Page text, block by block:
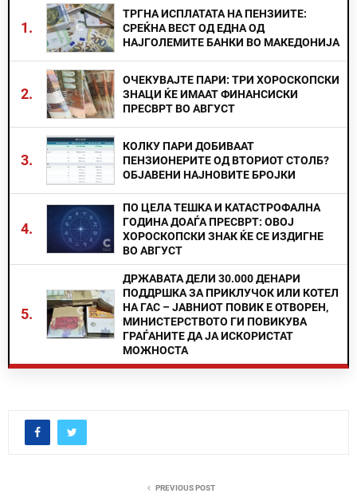
1.
ТРГНА ИСПЛАТАТА НА ПЕНЗИИТЕ:
СРЕЌНА ВЕСТ ОД ЕДНА ОД
НАЈГОЛЕМИТЕ БАНКИ ВО МАКЕДОНИЈА
2.
ОЧЕКУВАЈТЕ ПАРИ: ТРИ ХОРОСКОПСКИ
ЗНАЦИ ЌЕ ИМААТ ФИНАНСИСКИ
ПРЕСВРТ ВО АВГУСТ
3.
КОЛКУ ПАРИ ДОБИВААТ
ПЕНЗИОНЕРИТЕ ОД ВТОРИОТ СТОЛБ?
ОБЈАВЕНИ НАЈНОВИТЕ БРОЈКИ
4.
ПО ЦЕЛА ТЕШКА И КАТАСТРОФАЛНА
ГОДИНА ДОАЃА ПРЕСВРТ: ОВОЈ
ХОРОСКОПСКИ ЗНАК ЌЕ СЕ ИЗДИГНЕ
ВО АВГУСТ
5.
ДРЖАВАТА ДЕЛИ 30.000 ДЕНАРИ
ПОДДРШКА ЗА ПРИКЛУЧОК ИЛИ КОТЕЛ
НА ГАС – ЈАВНИОТ ПОВИК Е ОТВОРЕН,
МИНИСТЕРСТВОТО ГИ ПОВИКУВА
ГРАЃАНИТЕ ДА ЈА ИСКОРИСТАТ
МОЖНОСТА
PREVIOUS POST